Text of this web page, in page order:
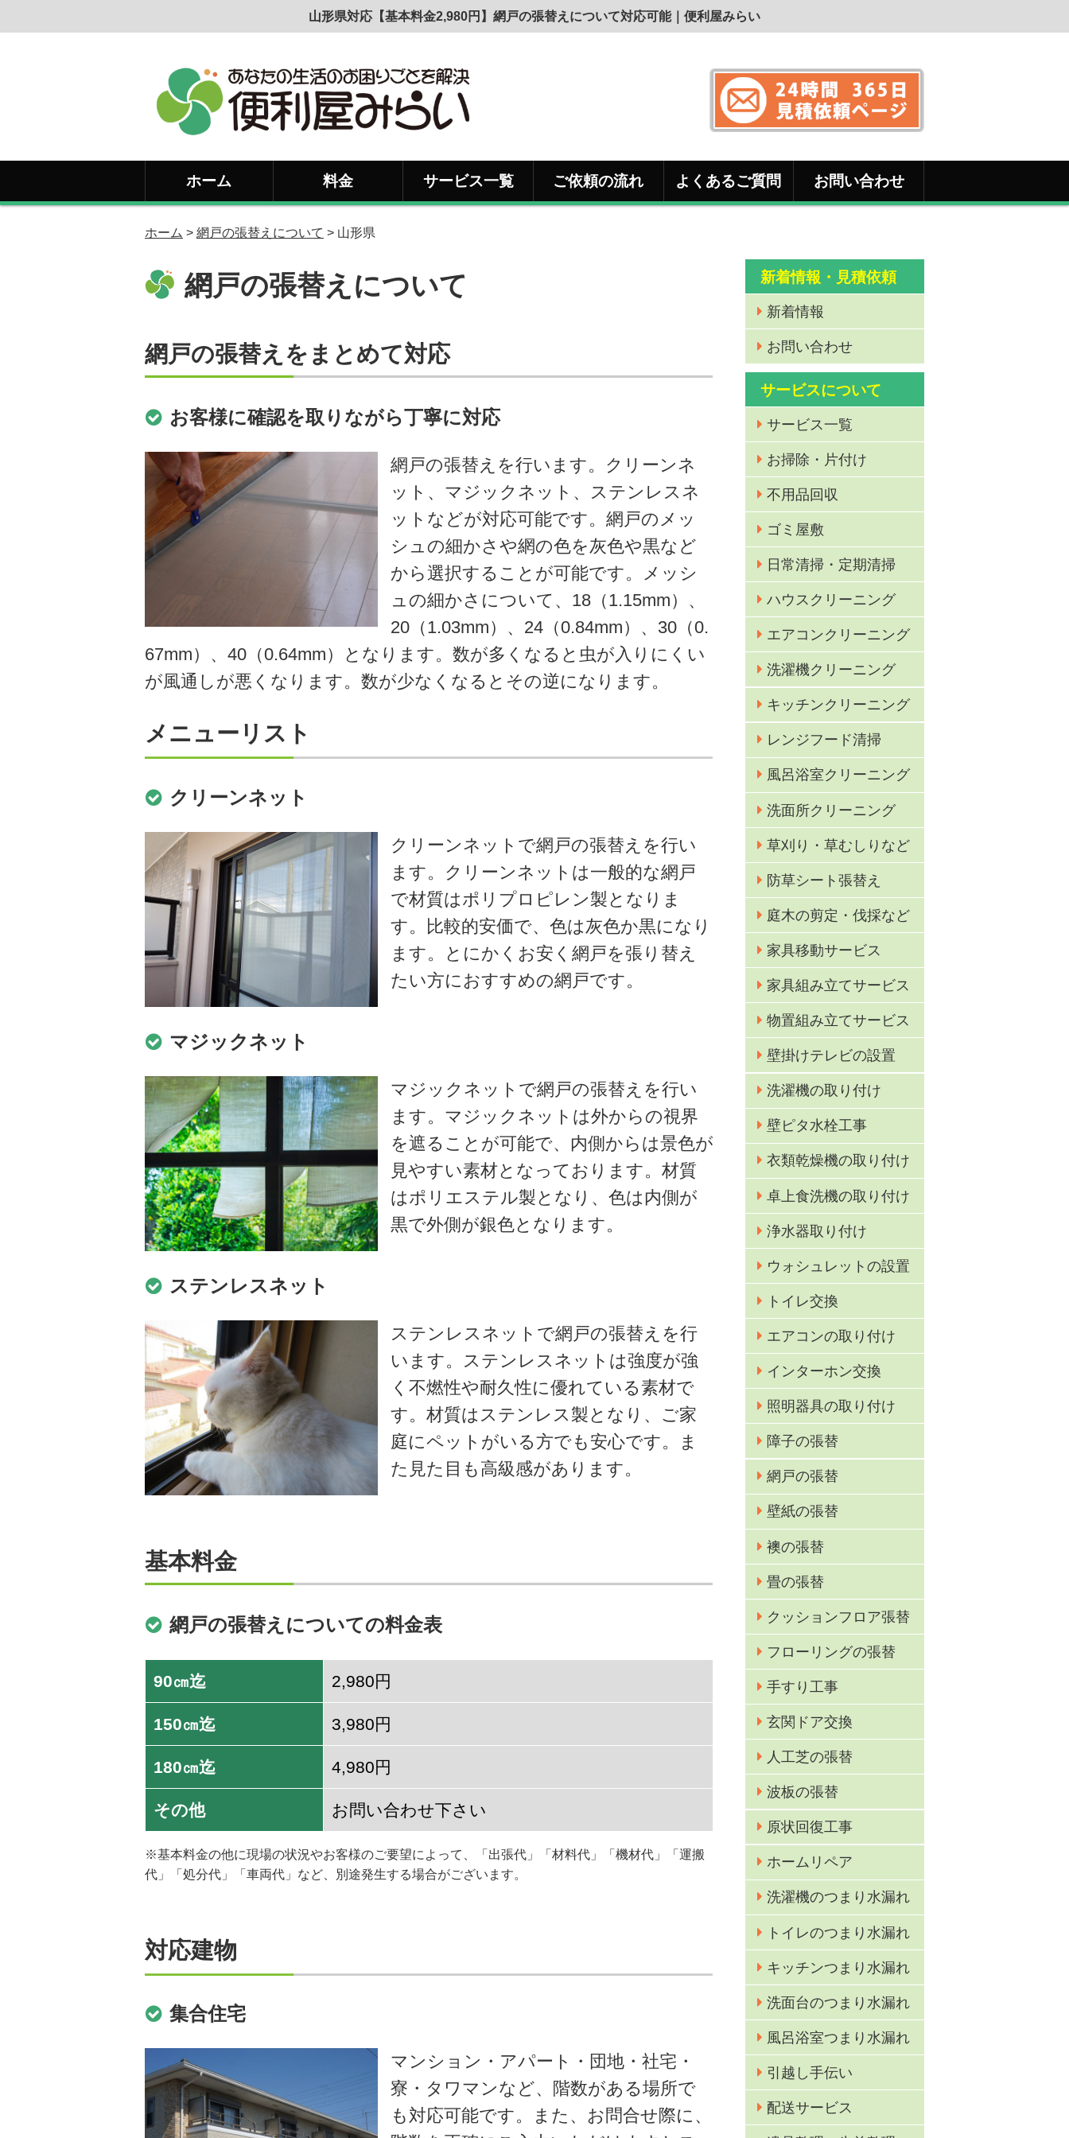
山形県対応【基本料金2,980円】網戸の張替えについて対応可能｜便利屋みらい
ホーム 料金 サービス一覧 ご依頼の流れ よくあるご質問 お問い合わせ
ホーム > 網戸の張替えについて > 山形県
網戸の張替えについて
網戸の張替えをまとめて対応
お客様に確認を取りながら丁寧に対応
網戸の張替えを行います。クリーンネ
ット、マジックネット、ステンレスネ
ットなどが対応可能です。網戸のメッ
シュの細かさや網の色を灰色や黒など
から選択することが可能です。メッシ
ュの細かさについて、18（1.15mm）、
20（1.03mm）、24（0.84mm）、30（0.
67mm）、40（0.64mm）となります。数が多くなると虫が入りにくい
が風通しが悪くなります。数が少なくなるとその逆になります。
メニューリスト
クリーンネット
クリーンネットで網戸の張替えを行い
ます。クリーンネットは一般的な網戸
で材質はポリプロピレン製となりま
す。比較的安価で、色は灰色か黒になり
ます。とにかくお安く網戸を張り替え
たい方におすすめの網戸です。
マジックネット
マジックネットで網戸の張替えを行い
ます。マジックネットは外からの視界
を遮ることが可能で、内側からは景色が
見やすい素材となっております。材質
はポリエステル製となり、色は内側が
黒で外側が銀色となります。
ステンレスネット
ステンレスネットで網戸の張替えを行
います。ステンレスネットは強度が強
く不燃性や耐久性に優れている素材で
す。材質はステンレス製となり、ご家
庭にペットがいる方でも安心です。ま
た見た目も高級感があります。
基本料金
網戸の張替えについての料金表
90㎝迄 2,980円
150㎝迄 3,980円
180㎝迄 4,980円
その他 お問い合わせ下さい
※基本料金の他に現場の状況やお客様のご要望によって、「出張代」「材料代」「機材代」「運搬
代」「処分代」「車両代」など、別途発生する場合がございます。
対応建物
集合住宅
マンション・アパート・団地・社宅・
寮・タワマンなど、階数がある場所で
も対応可能です。また、お問合せ際に、
新着情報・見積依頼
新着情報
お問い合わせ
サービスについて
サービス一覧
お掃除・片付け
不用品回収
ゴミ屋敷
日常清掃・定期清掃
ハウスクリーニング
エアコンクリーニング
洗濯機クリーニング
キッチンクリーニング
レンジフード清掃
風呂浴室クリーニング
洗面所クリーニング
草刈り・草むしりなど
防草シート張替え
庭木の剪定・伐採など
家具移動サービス
家具組み立てサービス
物置組み立てサービス
壁掛けテレビの設置
洗濯機の取り付け
壁ピタ水栓工事
衣類乾燥機の取り付け
卓上食洗機の取り付け
浄水器取り付け
ウォシュレットの設置
トイレ交換
エアコンの取り付け
インターホン交換
照明器具の取り付け
障子の張替
網戸の張替
壁紙の張替
襖の張替
畳の張替
クッションフロア張替
フローリングの張替
手すり工事
玄関ドア交換
人工芝の張替
波板の張替
原状回復工事
ホームリペア
洗濯機のつまり水漏れ
トイレのつまり水漏れ
キッチンつまり水漏れ
洗面台のつまり水漏れ
風呂浴室つまり水漏れ
引越し手伝い
配送サービス